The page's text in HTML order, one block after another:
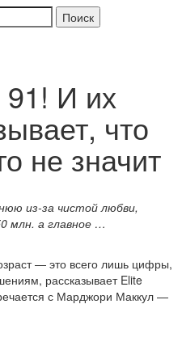
И их
что
не значит
из-за чистой любви,
млн. а главное …
— это всего лишь цифры,
рассказывает Elite
с Марджори Маккул —